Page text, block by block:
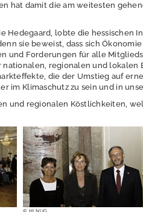
hat damit die am weitesten
Hedegaard, lobte die hessischen
sie beweist, dass sich
und Forderungen für alle
regionalen und
die der Umstieg auf
im Klimaschutz zu sein und in
und regionalen Köstlichkeiten,
© HLNUG